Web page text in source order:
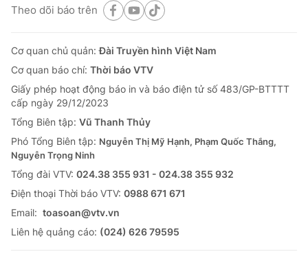
Theo dõi báo trên
Cơ quan chủ quản:Đài Truyền hình Việt Nam
Cơ quan báo chí: Thời báo VTV
Giấy phép hoạt động báo in và báo điện tử số 483/GP-BTTTT
cấp ngày 29/12/2023
Tổng Biên tập: Vũ Thanh Thủy
Phó Tổng Biên tập: Nguyễn Thị Mỹ Hạnh, Phạm Quốc Thắng,
Nguyễn Trọng Ninh
Tổng đài VTV: 024.38 355 931 - 024.38 355 932
Ðiện thoại Thời báo VTV: 0988 671 671
Email: toasoan@vtv.vn
Liên hệ quảng cáo: (024) 626 79595